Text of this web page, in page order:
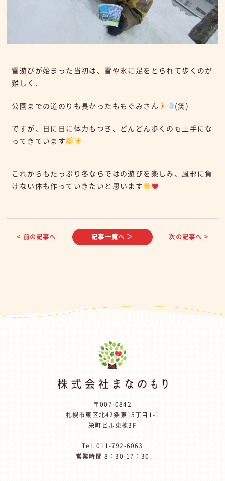
雪遊びが始まった当初は、雪や氷に足をとられて歩くのが
難しく、
公園までの道のりも長かったももぐみさん (笑)
ですが、日に日に体力もつき、どんどん歩くのも上手にな
ってきています
これからもたっぷり冬ならではの遊びを楽しみ、風邪に負
けない体も作っていきたいと思います
< 前の記事へ 記事一覧へ ＞ 次の記事へ >
〒007-0842
札幌市東区北42条東15丁目1-1
栄町ビル東棟3F
Tel.011-792-6063
営業時間 8：30-17：30